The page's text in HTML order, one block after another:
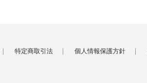
特定商取引法 個人情報保護方針